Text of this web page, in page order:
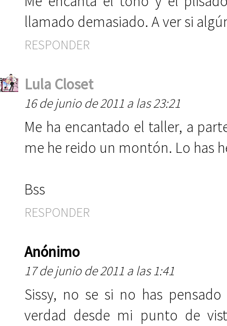
llamado demasiado. A ver si
RESPONDER
Lula Closet
16 de junio de 2011 a las 23:21
Me ha encantado el taller, a
me he reido un montón. Lo has
Bss
RESPONDER
Anónimo
17 de junio de 2011 a las 1:41
Sissy, no se si no has
verdad desde mi punto de